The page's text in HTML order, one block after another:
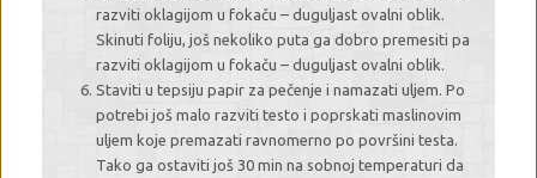
razviti oklagijom u fokaču – duguljast ovalni oblik.
Skinuti foliju, još nekoliko puta ga dobro premesiti pa
razviti oklagijom u fokaču – duguljast ovalni oblik.
Staviti u tepsiju papir za pečenje i namazati uljem. Po
potrebi još malo razviti testo i poprskati maslinovim
uljem koje premazati ravnomerno po površini testa.
Tako ga ostaviti još 30 min na sobnoj temperaturi da